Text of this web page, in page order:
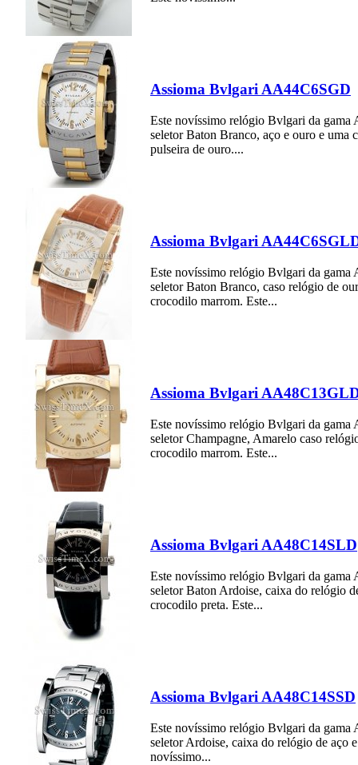
Assioma Bvlgari AA44C6SGD
Este novíssimo relógio Bvlgari da gama
seletor Baton Branco, aço e ouro e uma
pulseira de ouro....
Assioma Bvlgari
Este novíssimo relógio Bvlgari da gama
seletor Baton Branco, caso relógio de
crocodilo marrom. Este...
Assioma Bvlgari
Este novíssimo relógio Bvlgari da gama
seletor Champagne, Amarelo caso
crocodilo marrom. Este...
Assioma Bvlgari AA48C14SLD
Este novíssimo relógio Bvlgari da gama
seletor Baton Ardoise, caixa do relógio
crocodilo preta. Este...
Assioma Bvlgari AA48C14SSD
Este novíssimo relógio Bvlgari da gama
seletor Ardoise, caixa do relógio de aço
novíssimo...